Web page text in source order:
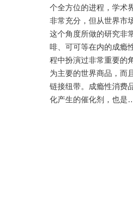
个全方位的进程，学术
非常充分，但从世界市
这个角度所做的研究非
啡、可可等在内的成瘾
程中扮演过非常重要的
为主要的世界商品，而
链接纽带。成瘾性消费
化产生的催化剂，也是